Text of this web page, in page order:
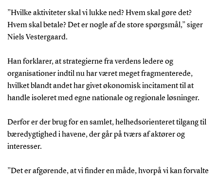
”Hvilke aktiviteter skal vi lukke ned? Hvem skal gøre det?
Hvem skal betale? Det er nogle af de store spørgsmål,” siger
Niels Vestergaard.
Han forklarer, at strategierne fra verdens ledere og
organisationer indtil nu har været meget fragmenterede,
hvilket blandt andet har givet økonomisk incitament til at
handle isoleret med egne nationale og regionale løsninger.
Derfor er der brug for en samlet, helhedsorienteret tilgang til
bæredygtighed i havene, der går på tværs af aktører og
interesser.
”Det er afgørende, at vi finder en måde, hvorpå vi kan forvalte